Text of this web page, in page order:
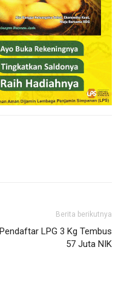
Berita berikutnya
Pendaftar LPG 3 Kg Tembus
57 Juta NIK